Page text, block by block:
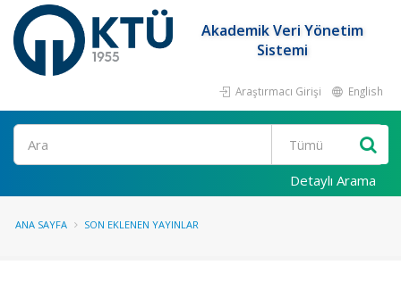
Akademik Veri Yönetim
Sistemi
Araştırmacı Girişi English
Ara
Detaylı Arama
ANA SAYFA SON EKLENEN YAYINLAR